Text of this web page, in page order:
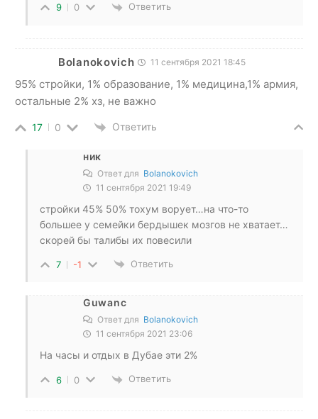
9 0 Ответить
Bolanokovich 11 сентября 2021 18:45
95% стройки, 1% образование, 1% медицина,1% армия,
остальные 2% хз, не важно
17 0 Ответить
ник
Ответ для Bolanokovich
11 сентября 2021 19:49
стройки 45% 50% тохум ворует…на что-то
большее у семейки бердышек мозгов не хватает…
скорей бы талибы их повесили
7 -1 Ответить
Guwanc
Ответ для Bolanokovich
11 сентября 2021 23:06
На часы и отдых в Дубае эти 2%
6 0 Ответить